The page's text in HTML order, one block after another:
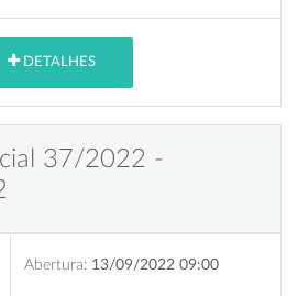
DETALHES
37/2022 -
Abertura: 13/09/2022 09:00